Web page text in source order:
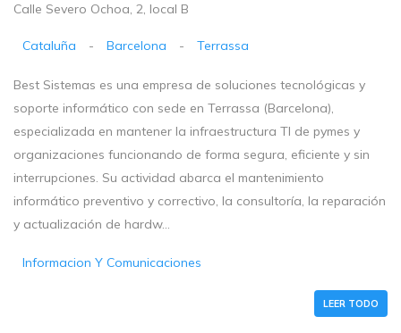
Calle Severo Ochoa, 2, local B
Cataluña - Barcelona - Terrassa
Best Sistemas es una empresa de soluciones tecnológicas y
soporte informático con sede en Terrassa (Barcelona),
especializada en mantener la infraestructura TI de pymes y
organizaciones funcionando de forma segura, eficiente y sin
interrupciones. Su actividad abarca el mantenimiento
informático preventivo y correctivo, la consultoría, la reparación
y actualización de hardw...
Informacion Y Comunicaciones
LEER TODO